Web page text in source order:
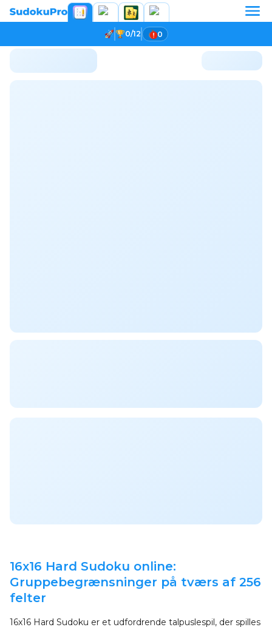
0/12 0
16x16 Hard Sudoku online:
Gruppebegrænsninger på tværs af 256
felter
16x16 Hard Sudoku er et udfordrende talpuslespil, der spilles